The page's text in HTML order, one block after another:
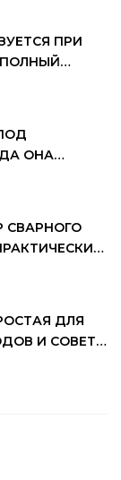
ПРИ
ОНА
СВАРНОГО
ДЛЯ
И СОВЕТЫ